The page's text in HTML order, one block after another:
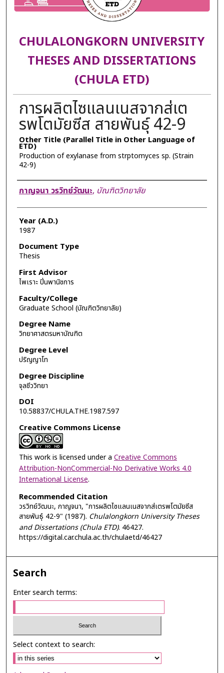
CHULALONGKORN UNIVERSITY
THESES AND DISSERTATIONS
(CHULA ETD)
การผลิตไซแลนเนสจากส่เต
รพโตมัยซีส สายพันธุ์ 42-9
Other Title (Parallel Title in Other Language of
ETD)
Production of exylanase from strptomyces sp. (Strain
42-9)
Author
กาญจนา วรวิทย์วัฒนะ, บัณฑิตวิทยาลัย
Year (A.D.)
1987
Document Type
Thesis
First Advisor
ไพเราะ ปิ่นพานิชการ
Faculty/College
Graduate School (บัณฑิตวิทยาลัย)
Degree Name
วิทยาศาสตรมหาบัณฑิต
Degree Level
ปริญญาโท
Degree Discipline
จุลชีววิทยา
DOI
10.58837/CHULA.THE.1987.597
Creative Commons License
This work is licensed under a Creative Commons
Attribution-NonCommercial-No Derivative Works 4.0
International License.
Recommended Citation
วรวิทย์วัฒนะ, กาญจนา, "การผลิตไซแลนเนสจากส่เตรพโตมัยซีส
สายพันธุ์ 42-9" (1987). Chulalongkorn University Theses
and Dissertations (Chula ETD). 46427.
https://digital.car.chula.ac.th/chulaetd/46427
Search
Enter search terms:
Select context to search: